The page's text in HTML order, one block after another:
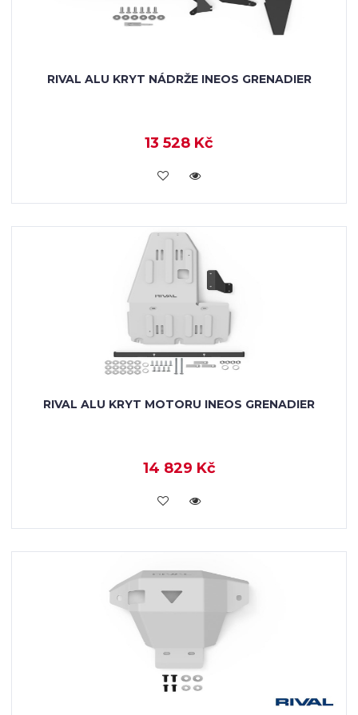
RIVAL ALU KRYT NÁDRŽE INEOS GRENADIER
13 528 Kč
KOUPIT
RIVAL ALU KRYT MOTORU INEOS GRENADIER
14 829 Kč
KOUPIT